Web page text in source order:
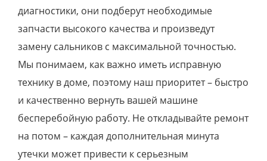
диагностики, они подберут необходимые
запчасти высокого качества и произведут
замену сальников с максимальной точностью.
Мы понимаем, как важно иметь исправную
технику в доме, поэтому наш приоритет – быстро
и качественно вернуть вашей машине
бесперебойную работу. Не откладывайте ремонт
на потом – каждая дополнительная минута
утечки может привести к серьезным